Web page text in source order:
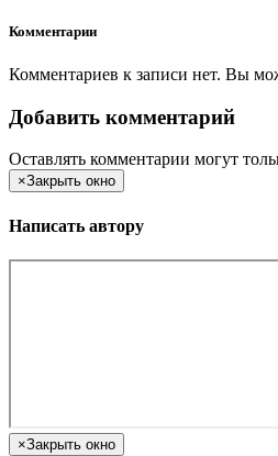
Комментарии
Комментариев к записи нет. Вы
Добавить комментарий
Оставлять комментарии могут
×Закрыть окно
Написать автору
×Закрыть окно